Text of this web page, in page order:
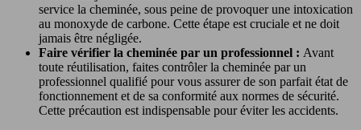
service la cheminée, sous peine de provoquer une intoxication
au monoxyde de carbone. Cette étape est cruciale et ne doit
jamais être négligée.
Faire vérifier la cheminée par un professionnel : Avant
toute réutilisation, faites contrôler la cheminée par un
professionnel qualifié pour vous assurer de son parfait état de
fonctionnement et de sa conformité aux normes de sécurité.
Cette précaution est indispensable pour éviter les accidents.